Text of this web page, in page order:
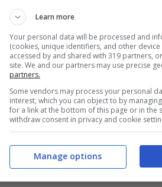
altra piattaforma in
Learn more
Your personal data will be processed and
(cookies, unique identifiers, and other
accessed by and shared with 319 partners,
site. We and our partners may use precise
partners.
Some vendors may process your personal
interest, which you can object to by
for a link at the bottom of this page or in the
withdraw consent in privacy and cookie
Manage options